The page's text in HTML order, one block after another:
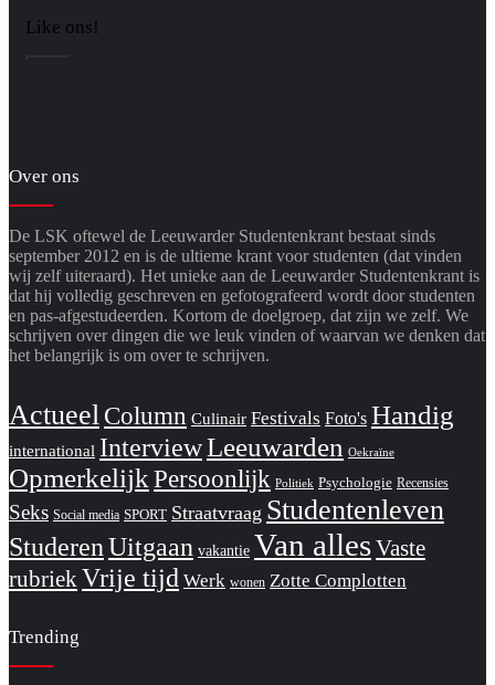
Like ons!
Over ons
De LSK oftewel de Leeuwarder Studentenkrant bestaat sinds
september 2012 en is de ultieme krant voor studenten (dat vinden
wij zelf uiteraard). Het unieke aan de Leeuwarder Studentenkrant is
dat hij volledig geschreven en gefotografeerd wordt door studenten
en pas-afgestudeerden. Kortom de doelgroep, dat zijn we zelf. We
schrijven over dingen die we leuk vinden of waarvan we denken dat
het belangrijk is om over te schrijven.
Actueel Column Culinair Festivals Foto's Handig
international InterviewLeeuwarden Oekraïne
OpmerkelijkPersoonlijk Politiek Psychologie Recensies
Seks Social media SPORT Straatvraag Studentenleven
StuderenUitgaan vakantie Van allesVaste
rubriekVrije tijd Werk wonen Zotte Complotten
Trending